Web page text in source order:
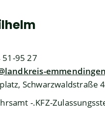
51-95 27
Schwarzwaldstraße 4
-.KFZ-